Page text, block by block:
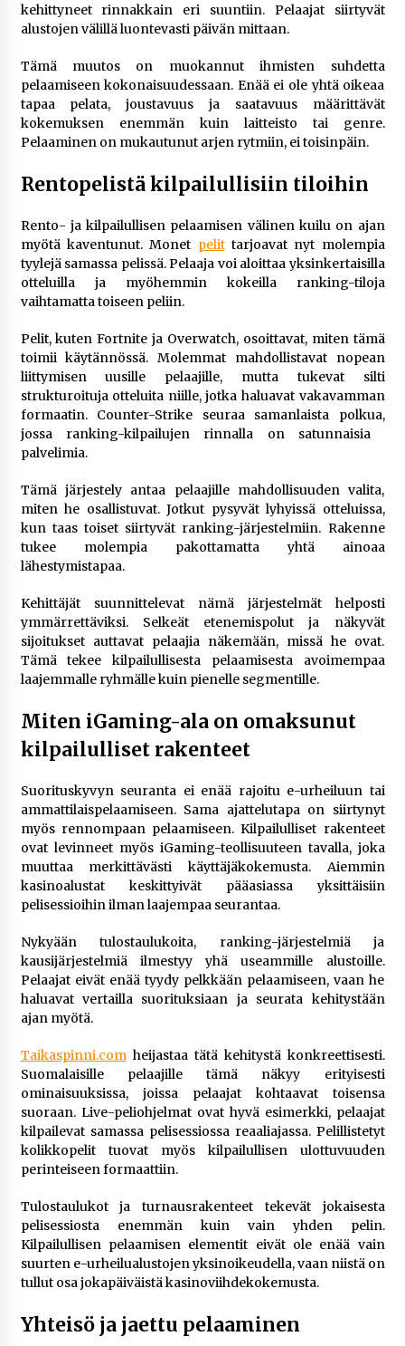
rikoshistoriaa
3 viikkoa sitten
Online-kasinoiden mobiilipelialustojen kehitys
– asiantuntijalausunto
4 viikkoa sitten
Uutisankkuri Jan Andersson vaimo – faktat ja
4 viikkoa sitten
Pamela Anderson ikä, ura ja elämä
4 viikkoa sitten
suomalaisten pelaajien on hyvä tietää
1 kuukausi sitten
kehittyneet rinnakkain eri suuntiin. Pelaajat siirtyvät
alustojen välillä luontevasti päivän mittaan.
Tämä muutos on muokannut ihmisten suhdetta
pelaamiseen kokonaisuudessaan. Enää ei ole yhtä oikeaa
tapaa pelata, joustavuus ja saatavuus määrittävät
kokemuksen enemmän kuin laitteisto tai genre.
Pelaaminen on mukautunut arjen rytmiin, ei toisinpäin.
Rentopelistä kilpailullisiin tiloihin
Rento- ja kilpailullisen pelaamisen välinen kuilu on ajan
myötä kaventunut. Monet pelittarjoavat nyt molempia
tyylejä samassa pelissä. Pelaaja voi aloittaa yksinkertaisilla
otteluilla ja myöhemmin kokeilla ranking-tiloja
vaihtamatta toiseen peliin.
Pelit, kuten Fortnite ja Overwatch, osoittavat, miten tämä
toimii käytännössä. Molemmat mahdollistavat nopean
liittymisen uusille pelaajille, mutta tukevat silti
strukturoituja otteluita niille, jotka haluavat vakavamman
formaatin. Counter-Strike seuraa samanlaista polkua,
jossa ranking-kilpailujen rinnalla on satunnaisia ​​
palvelimia.
Tämä järjestely antaa pelaajille mahdollisuuden valita,
miten he osallistuvat. Jotkut pysyvät lyhyissä otteluissa,
kun taas toiset siirtyvät ranking-järjestelmiin. Rakenne
tukee molempia pakottamatta yhtä ainoaa
lähestymistapaa.
Kehittäjät suunnittelevat nämä järjestelmät helposti
ymmärrettäviksi. Selkeät etenemispolut ja näkyvät
sijoitukset auttavat pelaajia näkemään, missä he ovat.
Tämä tekee kilpailullisesta pelaamisesta avoimempaa
laajemmalle ryhmälle kuin pienelle segmentille.
Miten iGaming-ala on omaksunut
kilpailulliset rakenteet
Suorituskyvyn seuranta ei enää rajoitu e-urheiluun tai
ammattilaispelaamiseen. Sama ajattelutapa on siirtynyt
myös rennompaan pelaamiseen. Kilpailulliset rakenteet
ovat levinneet myös iGaming-teollisuuteen tavalla, joka
muuttaa merkittävästi käyttäjäkokemusta. Aiemmin
kasinoalustat keskittyivät pääasiassa yksittäisiin
pelisessioihin ilman laajempaa seurantaa.
Nykyään tulostaulukoita, ranking-järjestelmiä ja
kausijärjestelmiä ilmestyy yhä useammille alustoille.
Pelaajat eivät enää tyydy pelkkään pelaamiseen, vaan he
haluavat vertailla suorituksiaan ja seurata kehitystään
ajan myötä.
Taikaspinni.comheijastaa tätä kehitystä konkreettisesti.
Suomalaisille pelaajille tämä näkyy erityisesti
ominaisuuksissa, joissa pelaajat kohtaavat toisensa
suoraan. Live-peliohjelmat ovat hyvä esimerkki, pelaajat
kilpailevat samassa pelisessiossa reaaliajassa. Pelillistetyt
kolikkopelit tuovat myös kilpailullisen ulottuvuuden
perinteiseen formaattiin.
Tulostaulukot ja turnausrakenteet tekevät jokaisesta
pelisessiosta enemmän kuin vain yhden pelin.
Kilpailullisen pelaamisen elementit eivät ole enää vain
suurten e-urheilualustojen yksinoikeudella, vaan niistä on
tullut osa jokapäiväistä kasinoviihdekokemusta.
Yhteisö ja jaettu pelaaminen